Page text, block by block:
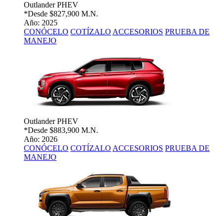
Outlander PHEV
*Desde $827,900 M.N.
Año: 2025
CONÓCELO COTÍZALO ACCESORIOS PRUEBA DE
MANEJO
Outlander PHEV
*Desde $883,900 M.N.
Año: 2026
CONÓCELO COTÍZALO ACCESORIOS PRUEBA DE
MANEJO